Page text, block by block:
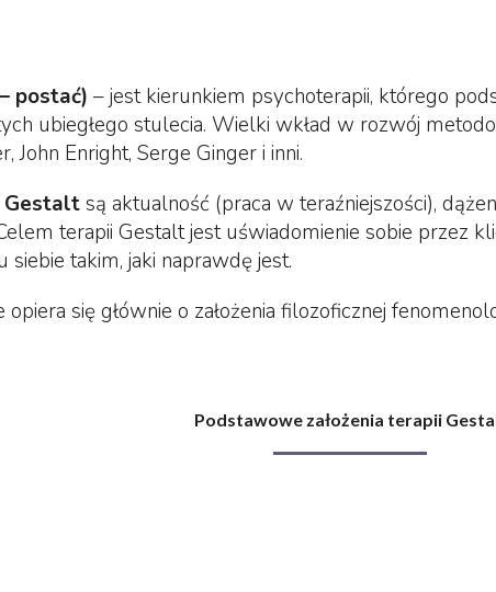
postać) – jest kierunkiem psychoterapii, którego
ubiegłego stulecia. Wielki wkład w rozwój
John Enright, Serge Ginger i inni.
Gestaltsą aktualność (praca w teraźniejszości),
terapii Gestalt jest uświadomienie sobie przez
takim, jaki naprawdę jest.
się głównie o założenia filozoficznej
Podstawowe założenia terapii